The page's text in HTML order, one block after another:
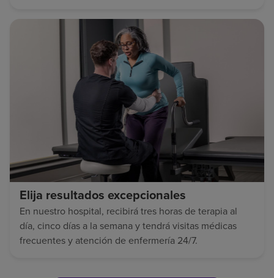
Elija resultados excepcionales
En nuestro hospital, recibirá tres horas de terapia al
día, cinco días a la semana y tendrá visitas médicas
frecuentes y atención de enfermería 24/7.